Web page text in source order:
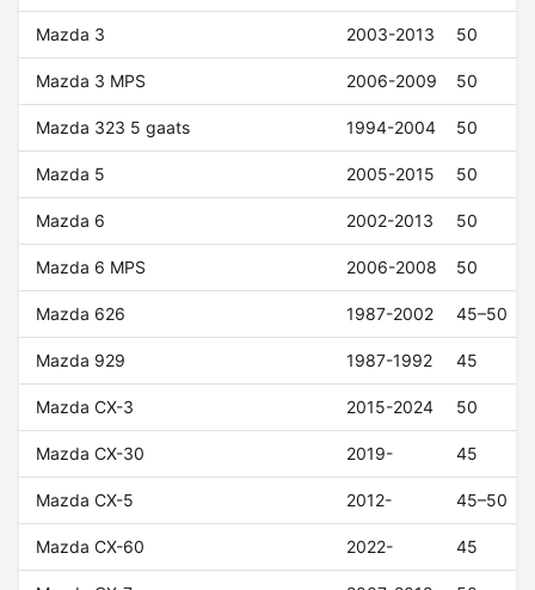
Mazda 3 2003-2013 50
Mazda 3 MPS 2006-2009 50
Mazda 323 5 gaats 1994-2004 50
Mazda 5 2005-2015 50
Mazda 6 2002-2013 50
Mazda 6 MPS 2006-2008 50
Mazda 626 1987-2002 45–50
Mazda 929 1987-1992 45
Mazda CX-3 2015-2024 50
Mazda CX-30 2019- 45
Mazda CX-5 2012- 45–50
Mazda CX-60 2022- 45